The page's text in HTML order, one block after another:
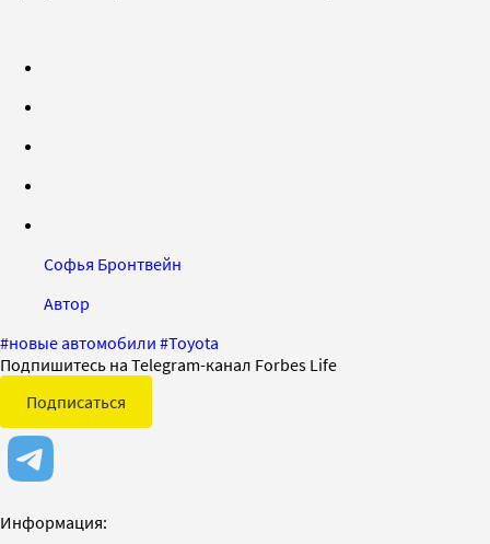
Софья Бронтвейн
Автор
#новые автомобили #Toyota
Подпишитесь на Telegram-канал Forbes Life
Подписаться
Информация: